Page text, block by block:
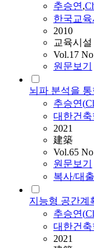
추승연,
한국교육
2010
교육시설
Vol.17
원문보기
뇌파 분석을
추승연(
대한건축
2021
建築
Vol.65
원문보기
복사/대
지능형 공간계
추승연(
대한건축
2021